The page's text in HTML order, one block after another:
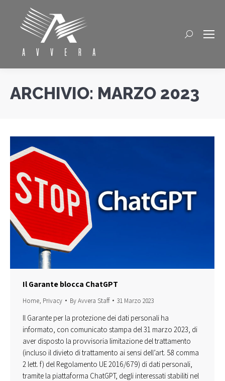
Cerca
ARCHIVIO: MARZO 2023
Il Garante blocca ChatGPT
Home, Privacy ByAvvera Staff 31 Marzo 2023
Il Garante per la protezione dei dati personali ha
informato, con comunicato stampa del 31 marzo 2023, di
aver disposto la provvisoria limitazione del trattamento
(incluso il divieto di trattamento ai sensi dell’art. 58 comma
2 lett. f) del Regolamento UE 2016/679) di dati personali,
tramite la piattaforma ChatGPT, degli interessati stabiliti nel